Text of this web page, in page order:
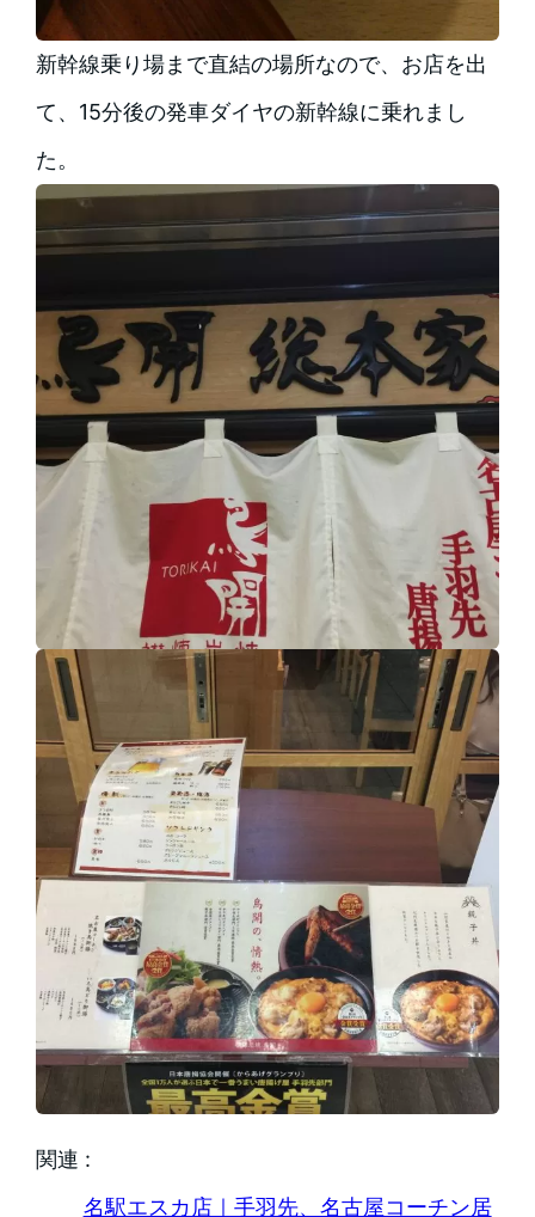
新幹線乗り場まで直結の場所なので、お店を出
て、15分後の発車ダイヤの新幹線に乗れまし
た。
関連 :
名駅エスカ店｜手羽先、名古屋コーチン居